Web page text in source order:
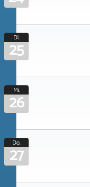
Di.
25
Mi.
26
Do.
27